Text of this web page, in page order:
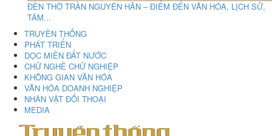
ĐỀN THỜ TRẦN NGUYÊN HÃN – ĐIỂM ĐẾN VĂN HÓA, LỊCH SỬ,
TÂM...
TRUYỀN THỐNG
PHÁT TRIỂN
DỌC MIỀN ĐẤT NƯỚC
CHỮ NGHỀ CHỮ NGHIỆP
KHÔNG GIAN VĂN HÓA
VĂN HÓA DOANH NGHIỆP
NHÂN VẬT ĐỐI THOẠI
MEDIA